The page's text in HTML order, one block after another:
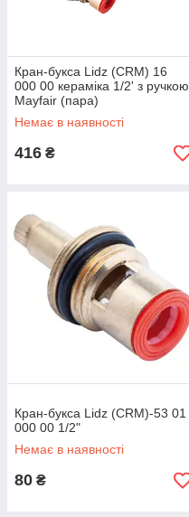
Кран-букса Lidz (CRM) 16
000 00 кераміка 1/2' з ручкою
Mayfair (пара)
Немає в наявності
416 ₴
Кран-букса Lidz (CRM)-53 01
000 00 1/2"
Немає в наявності
80 ₴